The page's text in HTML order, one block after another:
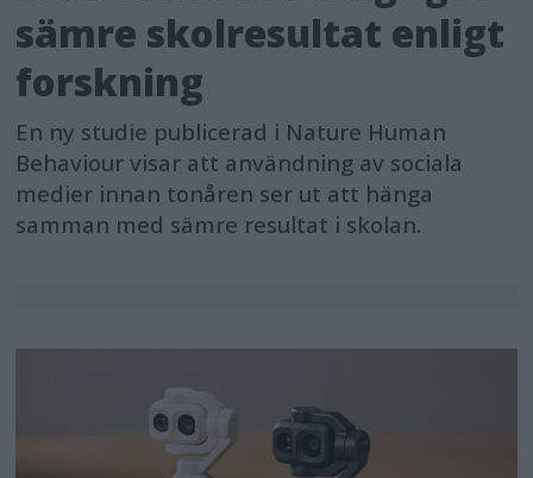
sämre skolresultat enligt
forskning
En ny studie publicerad i Nature Human
Behaviour visar att användning av sociala
medier innan tonåren ser ut att hänga
samman med sämre resultat i skolan.